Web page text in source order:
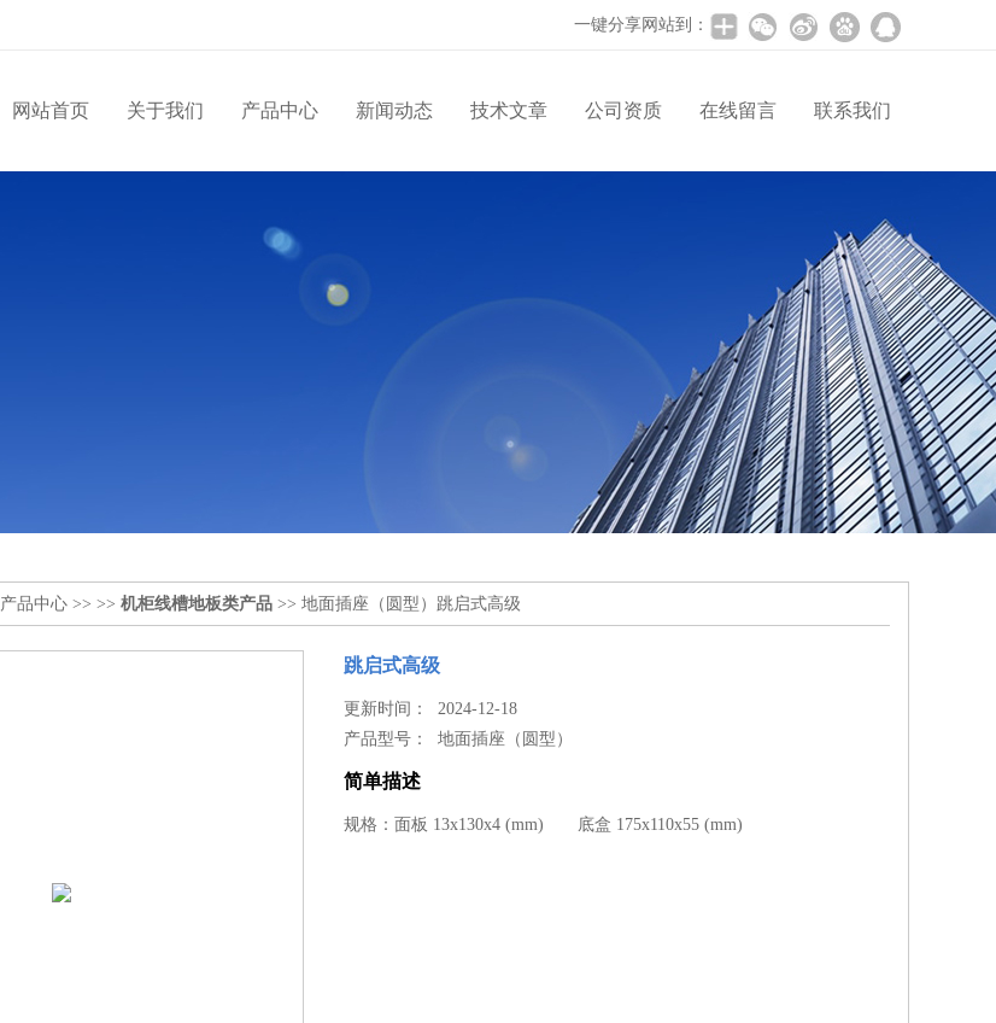
一键分享网站到：
网站首页 关于我们 产品中心 新闻动态 技术文章 公司资质 在线留言 联系我们
产品中心 >> >> 机柜线槽地板类产品 >> 地面插座（圆型）跳启式高级
跳启式高级
更新时间： 2024-12-18
产品型号：地面插座（圆型）
简单描述
规格：面板 13x130x4 (mm) 底盒 175x110x55 (mm)